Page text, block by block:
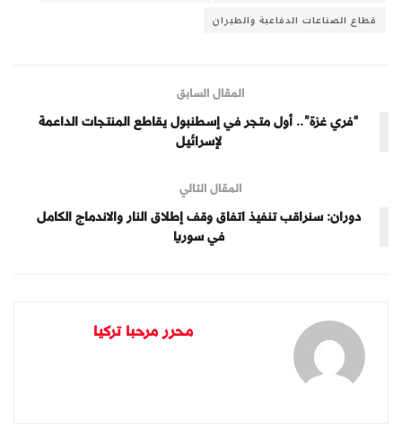
قطاع الصناعات الدفاعية والطيران
المقال السابق
“فري غزة”.. أول متجر في إسطنبول يقاطع المنتجات الداعمة
لإسرائيل
المقال التالي
دوران: سنراقب تنفيذ اتفاق وقف إطلاق النار والاندماج الكامل
في سوريا
محرر مرحبا تركيا